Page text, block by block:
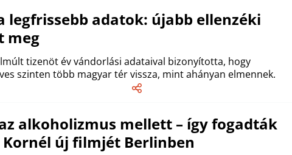
legfrissebb adatok: újabb ellenzéki
meg
tizenöt év vándorlási adataival bizonyította, hogy
szinten több magyar tér vissza, mint ahányan elmennek.
alkoholizmus mellett – így fogadták
új filmjét Berlinben